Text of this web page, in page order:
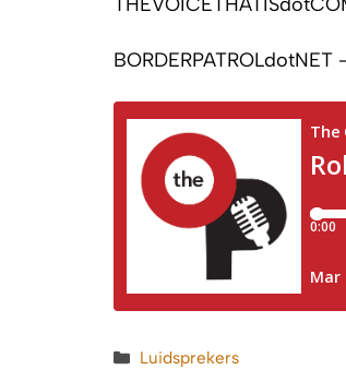
Categorieën
Luidsprekers